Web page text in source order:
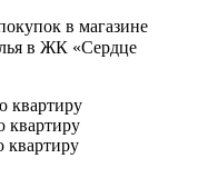
в магазине
в ЖК «Сердце
квартиру
квартиру
квартиру